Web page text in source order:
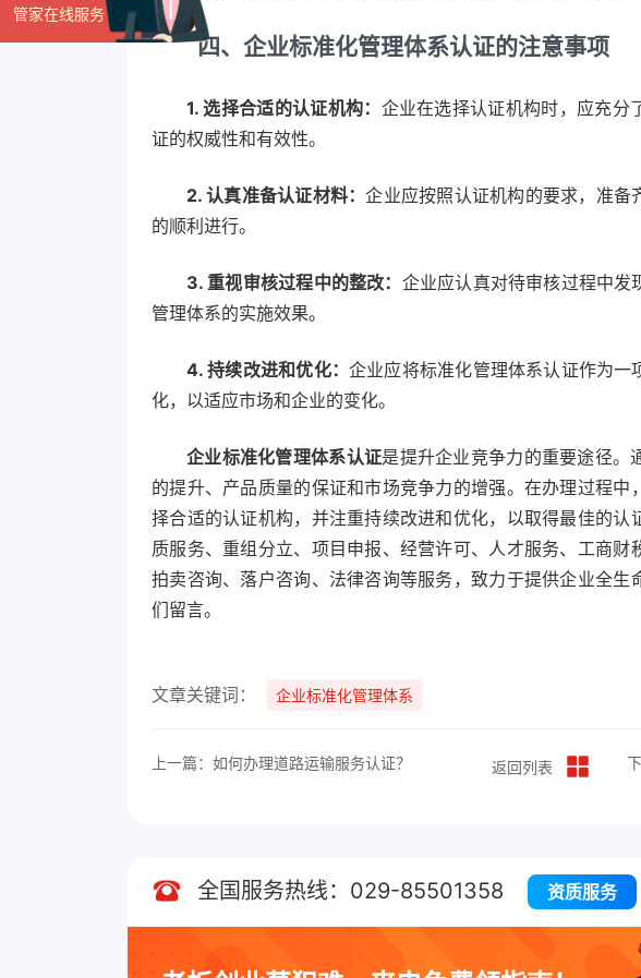
四、企业标准化管理体系认证的注意事项
1. 选择合适的认证机构： 企业在选择认证机构时，应充分
证的权威性和有效性。
2. 认真准备认证材料：企业应按照认证机构的要求，准备
的顺利进行。
3. 重视审核过程中的整改： 企业应认真对待审核过程中发
管理体系的实施效果。
4. 持续改进和优化： 企业应将标准化管理体系认证作为
化，以适应市场和企业的变化。
企业标准化管理体系认证是提升企业竞争力的重要途径。
的提升、产品质量的保证和市场竞争力的增强。在办理过程
择合适的认证机构，并注重持续改进和优化，以取得最佳的认
质服务、重组分立、项目申报、经营许可、人才服务、工商财
拍卖咨询、落户咨询、法律咨询等服务，致力于提供企业全
们留言。
文章关键词： 企业标准化管理体系
上一篇：如何办理道路运输服务认证？ 返回列表
全国服务热线：029-85501358 资质服务
管家在线服务